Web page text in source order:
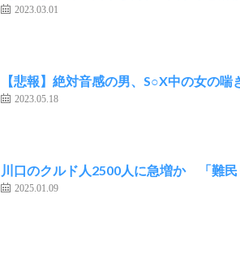
2023.03.01
【悲報】絶対音感の男、S○X中の女の
2023.05.18
川口のクルド人2500人に急増か 「難
2025.01.09